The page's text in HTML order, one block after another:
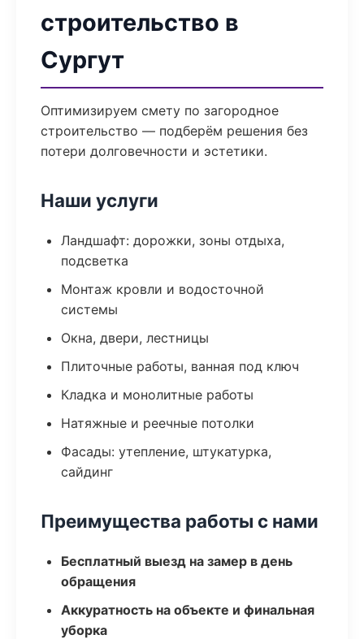
строительство в
Сургут
Оптимизируем смету по загородное
строительство — подберём решения без
потери долговечности и эстетики.
Наши услуги
Ландшафт: дорожки, зоны отдыха,
подсветка
Монтаж кровли и водосточной
системы
Окна, двери, лестницы
Плиточные работы, ванная под ключ
Кладка и монолитные работы
Натяжные и реечные потолки
Фасады: утепление, штукатурка,
сайдинг
Преимущества работы с нами
Бесплатный выезд на замер в день
обращения
Аккуратность на объекте и финальная
уборка